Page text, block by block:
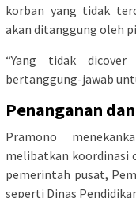
korban yang tidak
akan ditanggung oleh
“Yang tidak
bertanggung-jawab
Penanganan
Pramono
melibatkan koordinasi
pemerintah pusat,
seperti Dinas